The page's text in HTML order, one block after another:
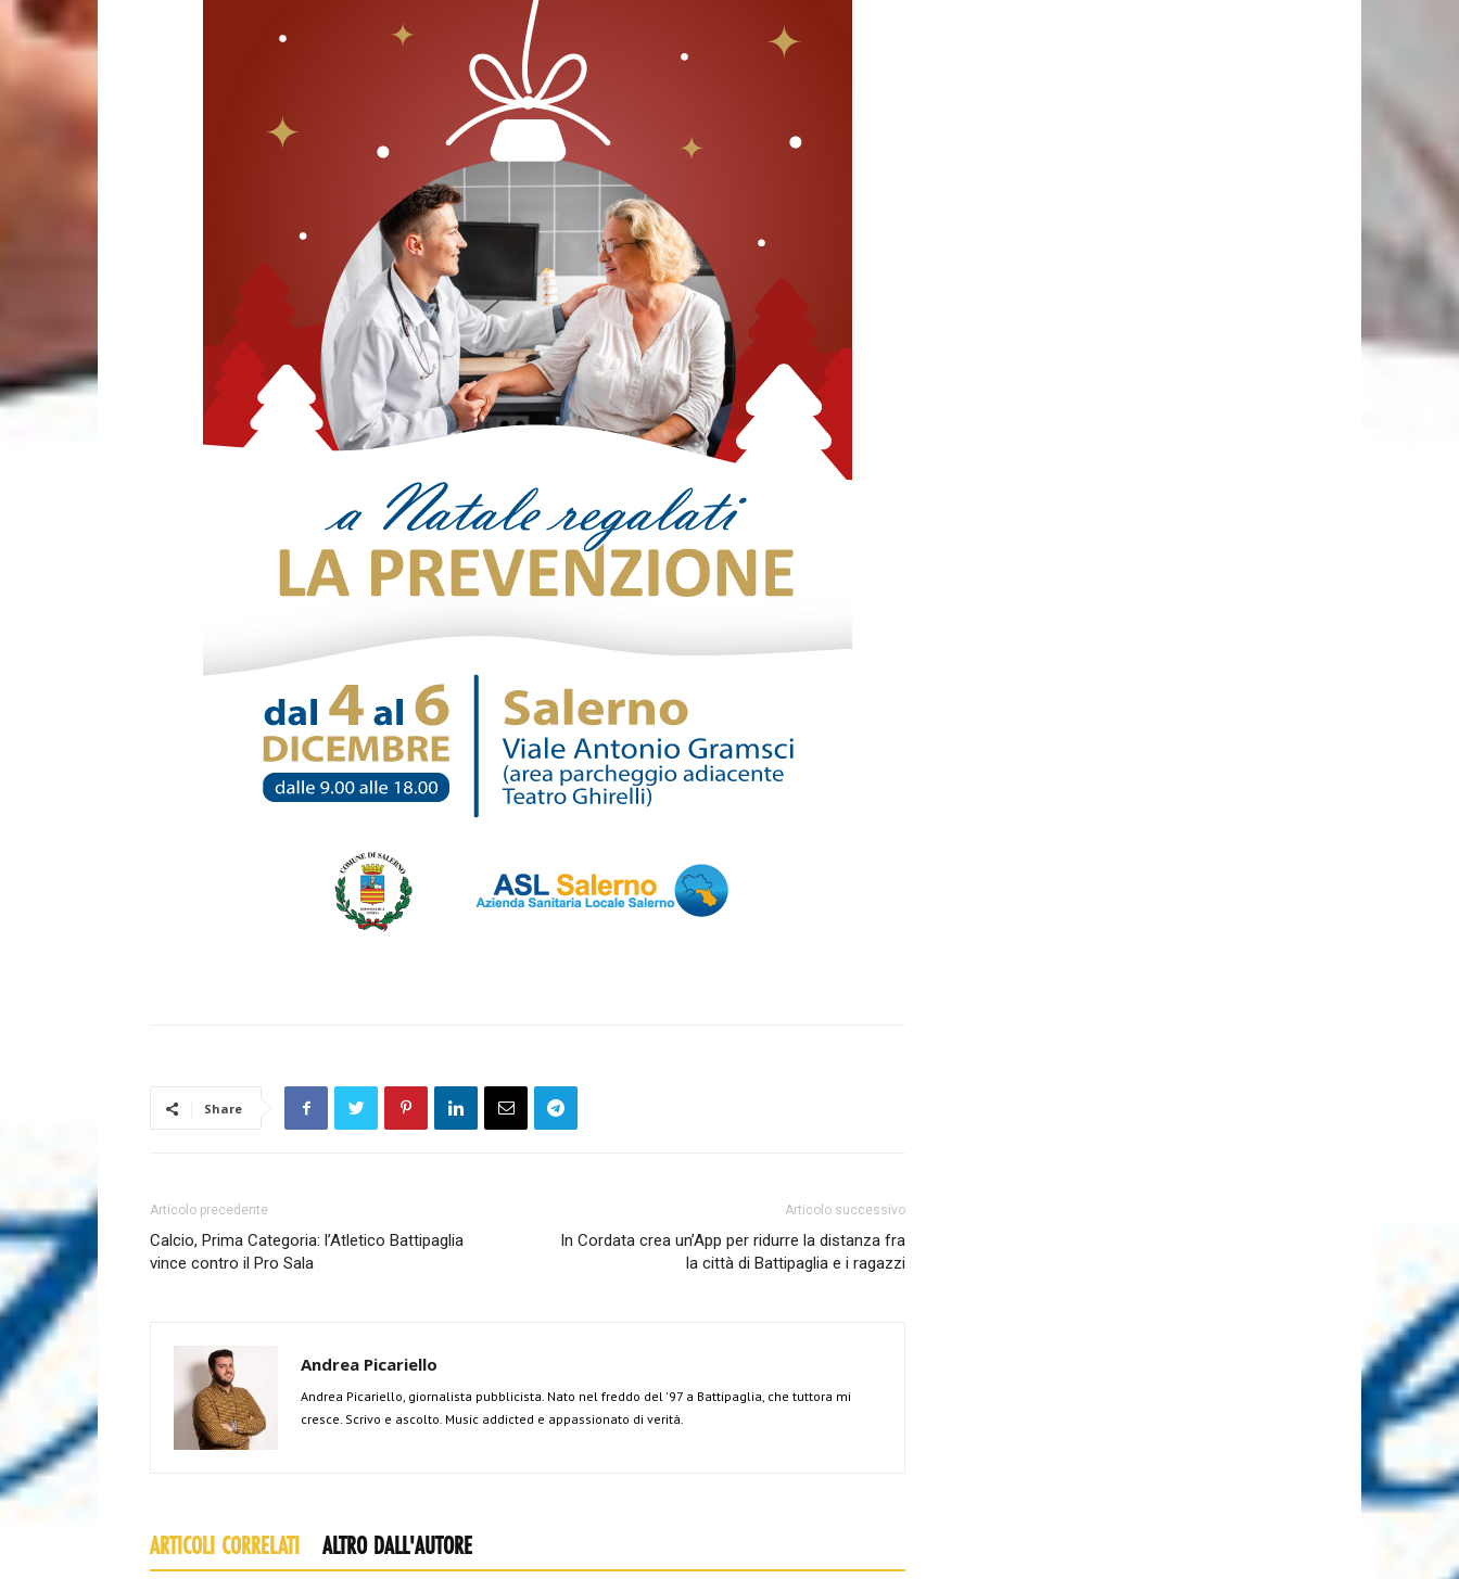
Share
Articolo precedente
Calcio, Prima Categoria: l’Atletico Battipaglia
vince contro il Pro Sala
Articolo successivo
In Cordata crea un’App per ridurre la distanza fra
la città di Battipaglia e i ragazzi
Andrea Picariello
Andrea Picariello, giornalista pubblicista. Nato nel freddo del '97 a Battipaglia, che tuttora mi
cresce. Scrivo e ascolto. Music addicted e appassionato di verità.
ARTICOLI CORRELATI ALTRO DALL'AUTORE